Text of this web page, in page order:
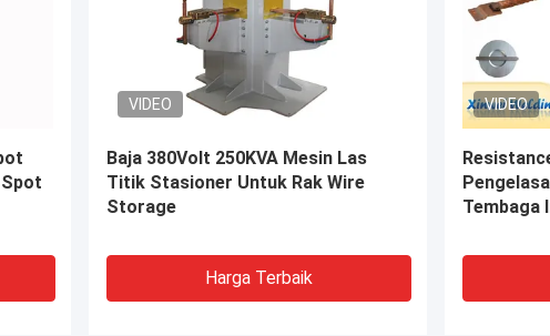
VIDEO
380volt Cnc Welding Resistance
Industrial Copper Wire Spot Welder
Mesin Pengelasan
Harga Terbaik
VIDEO
Pedal
Cnc
Tembaga